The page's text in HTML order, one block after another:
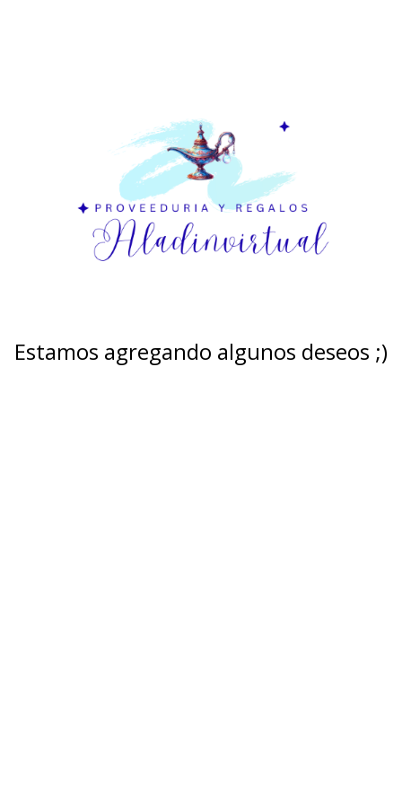
Estamos agregando algunos deseos ;)